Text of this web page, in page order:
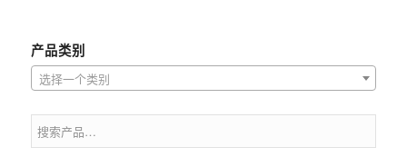
产品类别
选择一个类别